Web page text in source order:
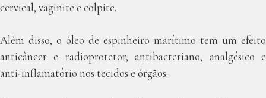
cervical, vaginite e colpite.
Além disso, o óleo de espinheiro marítimo tem um efeito
anticâncer e radioprotetor, antibacteriano, analgésico e
anti-inflamatório nos tecidos e órgãos.